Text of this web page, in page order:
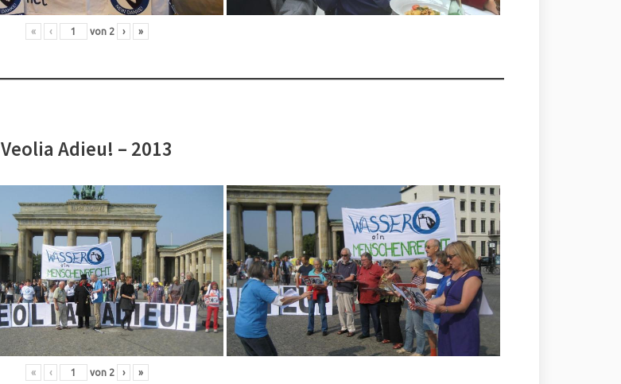
« ‹ von 2 › »
Veolia Adieu! – 2013
« ‹ von 2 › »